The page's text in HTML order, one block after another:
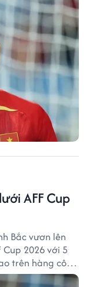
AFF Cup
Bắc vươn lên
2026 với 5
trên hàng công